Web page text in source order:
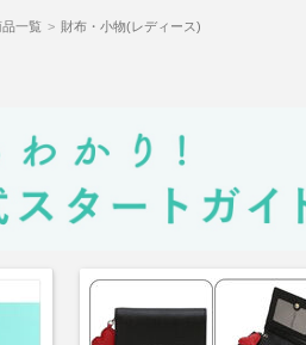
一覧 財布・小物(レディース)